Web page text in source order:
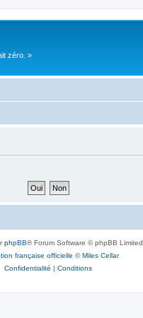
zéro. »
phpBB® Forum Software © phpBB Limited
française officielle ©Miles Cellar
Confidentialité | Conditions